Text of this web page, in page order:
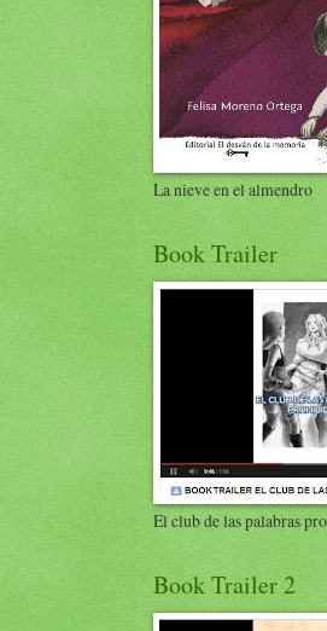
La nieve en el almendro
Book Trailer
El club de las palabras
Book Trailer 2